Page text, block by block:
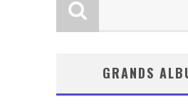
GRANDS